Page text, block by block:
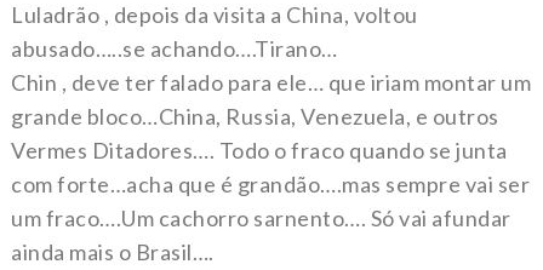
Luladrão , depois da visita a China, voltou
abusado…..se achando….Tirano…
Chin , deve ter falado para ele… que iriam montar um
grande bloco…China, Russia, Venezuela, e outros
Vermes Ditadores…. Todo o fraco quando se junta
com forte…acha que é grandão….mas sempre vai ser
um fraco….Um cachorro sarnento…. Só vai afundar
ainda mais o Brasil….